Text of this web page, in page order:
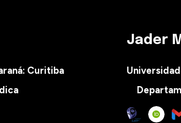
Curitiba
Jader